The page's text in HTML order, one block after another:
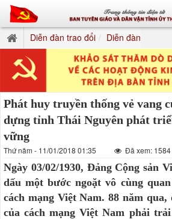
Diễn đàn trao đổi Diễn đàn
Phát huy truyền thống vẻ vang
dựng tỉnh Thái Nguyên phát
vững
Thứ năm - 11/01/2018 01:35 Đã xem: 1584
Ngày 03/02/1930, Đảng Cộng sản
dấu một bước ngoặt vô cùng
cách mạng Việt Nam. 88 năm
của cách mạng Việt Nam phải